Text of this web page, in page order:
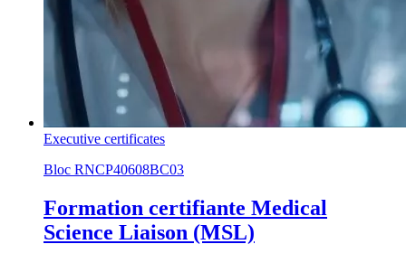
Executive certificates
Bloc RNCP40608BC03
Formation certifiante Medical
Science Liaison (MSL)